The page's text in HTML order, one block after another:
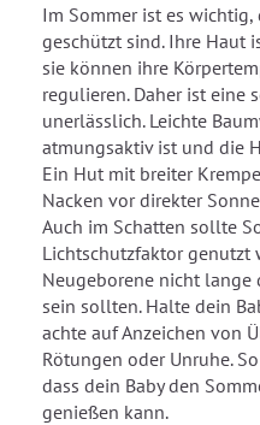
Im Sommer ist es
geschützt sind. Ihre Haut
sie können ihre
regulieren. Daher ist eine
unerlässlich. Leichte
atmungsaktiv ist und die
Ein Hut mit breiter
Nacken vor direkter
Auch im Schatten sollte
Lichtschutzfaktor genutzt
Neugeborene nicht lange
sein sollten. Halte dein
achte auf Anzeichen von
Rötungen oder Unruhe.
dass dein Baby den
genießen kann.